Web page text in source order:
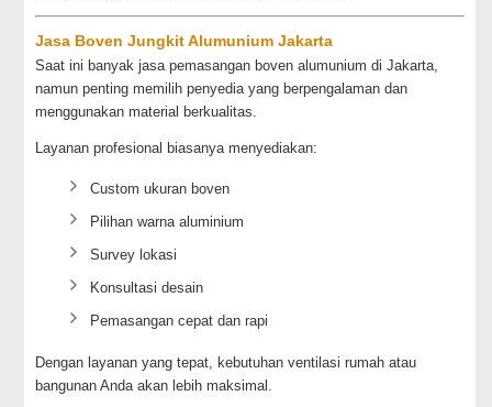
Jasa Boven Jungkit Alumunium Jakarta
Saat ini banyak jasa pemasangan boven alumunium di Jakarta,
namun penting memilih penyedia yang berpengalaman dan
menggunakan material berkualitas.
Layanan profesional biasanya menyediakan:
Custom ukuran boven
Pilihan warna aluminium
Survey lokasi
Konsultasi desain
Pemasangan cepat dan rapi
Dengan layanan yang tepat, kebutuhan ventilasi rumah atau
bangunan Anda akan lebih maksimal.